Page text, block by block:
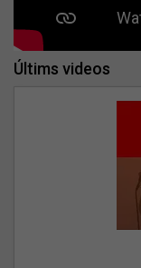
Últims videos